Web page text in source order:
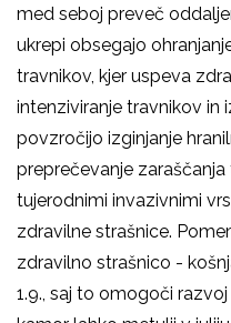
med seboj preveč
ukrepi obsegajo
travnikov, kjer uspeva
intenziviranje travnikov in
povzročijo izginjanje
preprečevanje
tujerodnimi invazivnimi
zdravilne strašnice.
zdravilno strašnico -
1.9., saj to omogoči